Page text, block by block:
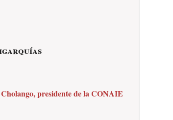
presidente de la CONAIE